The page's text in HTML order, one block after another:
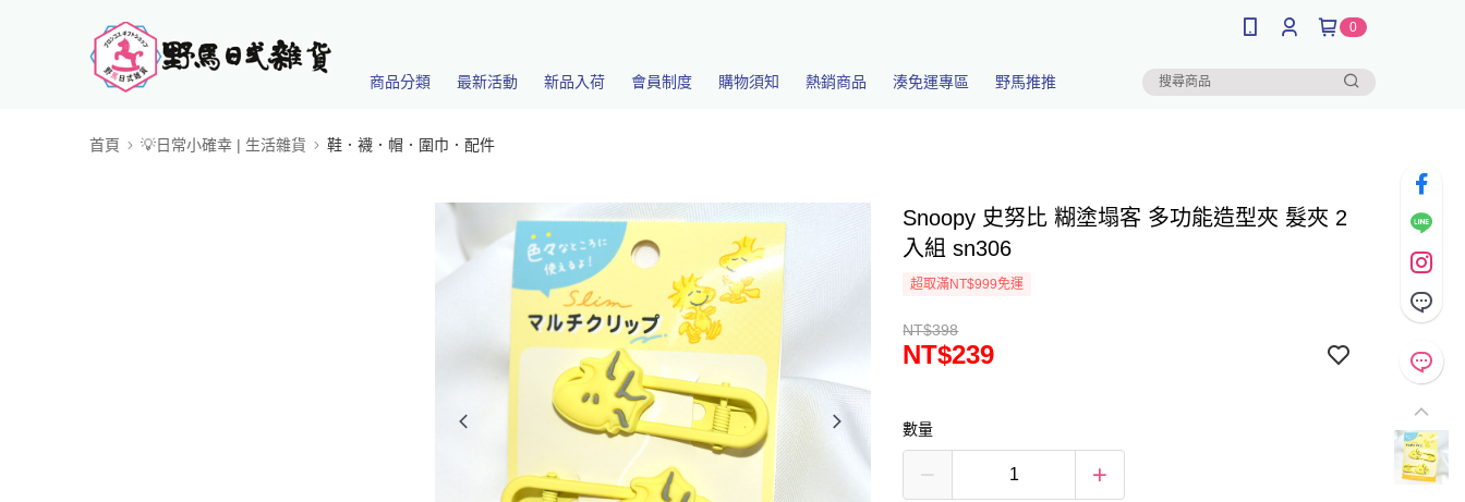
0
商品分類 最新活動 新品入荷 會員制度 購物須知 熱銷商品 湊免運專區 野馬推推
首頁 💡日常小確幸 | 生活雜貨 鞋．襪．帽．圍巾．配件
Snoopy 史努比 糊塗塌客 多功能造型夾 髮夾 2
入組 sn306
超取滿NT$999免運
NT$398
NT$239
數量